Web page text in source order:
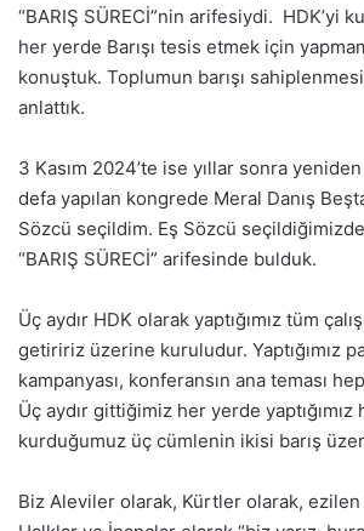
“BARIŞ SÜRECİ”nin arifesiydi. HDK’yi
her yerde Barışı tesis etmek için
konuştuk. Toplumun barışı
anlattık.
3 Kasım 2024’te ise yıllar sonra
defa yapılan kongrede Meral Danış
Sözcü seçildim. Eş Sözcü
“BARIŞ SÜRECİ” arifesinde bulduk.
Üç aydır HDK olarak yaptığımız tüm
getiririz üzerine kuruludur. Yaptığımız
kampanyası, konferansın ana teması
Üç aydır gittiğimiz her yerde yaptığımız
kurduğumuz üç cümlenin ikisi barış
Biz Aleviler olarak, Kürtler olarak, ezilen